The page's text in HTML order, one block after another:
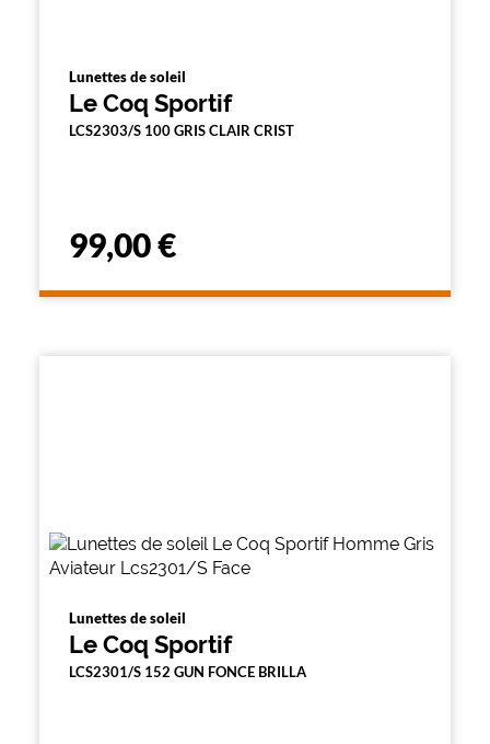
Lunettes de soleil
Le Coq Sportif
LCS2303/S 100 GRIS CLAIR CRIST
99,00 €
Lunettes de soleil
Le Coq Sportif
LCS2301/S 152 GUN FONCE BRILLA